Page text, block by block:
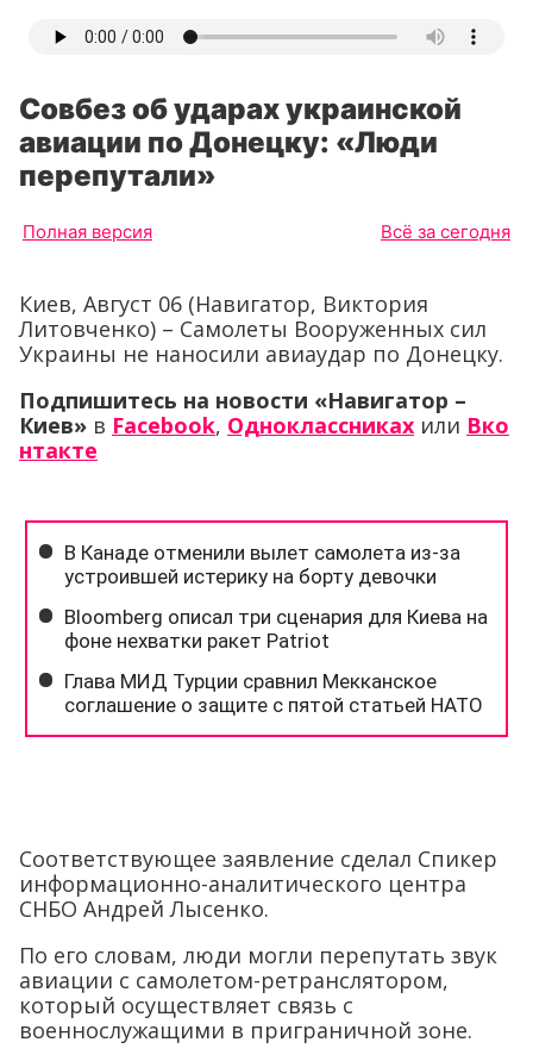
Совбез об ударах украинской
авиации по Донецку: «Люди
перепутали»
Полная версия Всё за сегодня
Киев, Август 06 (Навигатор, Виктория
Литовченко) – Самолеты Вооруженных сил
Украины не наносили авиаудар по Донецку.
Подпишитесь на новости «Навигатор –
Киев» в Facebook, Одноклассниках или Вко
нтакте
Соответствующее заявление сделал Спикер
информационно-аналитического центра
СНБО Андрей Лысенко.
По его словам, люди могли перепутать звук
авиации с самолетом-ретранслятором,
который осуществляет связь с
военнослужащими в приграничной зоне.